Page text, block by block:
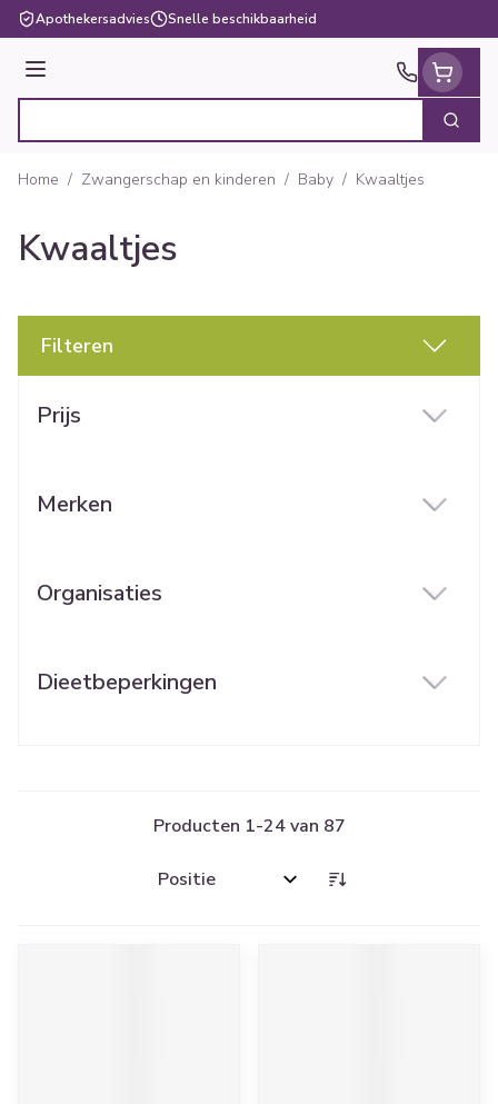
Ga naar de inhoud
Apothekersadvies Snelle beschikbaarheid
Menu
Zoek
Home / Zwangerschap en kinderen / Baby / Kwaaltjes
Kwaaltjes
Filteren
Prijs
Merken
Organisaties
Dieetbeperkingen
Producten 1-24van 87
Sorteer op: